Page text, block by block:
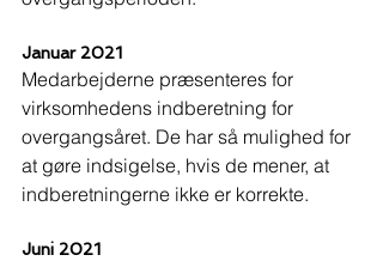
Januar 2021
Medarbejderne præsenteres for
virksomhedens indberetning for
overgangsåret. De har så mulighed for
at gøre indsigelse, hvis de mener, at
indberetningerne ikke er korrekte.
Juni 2021